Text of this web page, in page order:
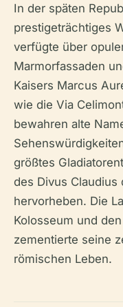
In der späten
prestigeträchtiges
verfügte über
Marmorfassaden
Kaisers Marcus
wie die Via
bewahren alte
größtes
des Divus
hervorheben. Die
Kolosseum und
zementierte seine
römischen Leben.